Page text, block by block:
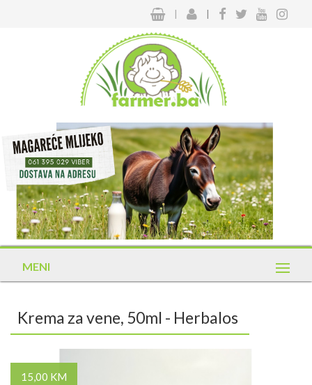
| |
MENI
Krema za vene, 50ml - Herbalos
15,00 KM